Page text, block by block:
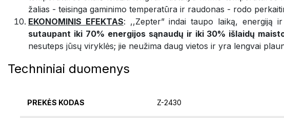
žalias - teisinga gaminimo temperatūra ir raudonas - rodo
EKONOMINIS EFEKTAS: ,,Zepter” indai taupo laiką, energiją
sutaupant iki 70% energijos sąnaudų ir iki 30% išlaidų
nesuteps jūsų viryklės; jie neužima daug vietos ir yra lengvai
Techniniai duomenys
PREKĖS KODAS Z-2430